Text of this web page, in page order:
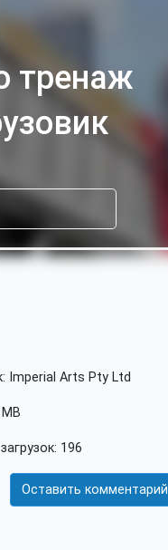
тренаж
Imperial Arts Pty Ltd
196
Оставить комментарий